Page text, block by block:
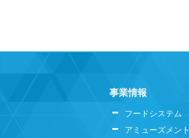
事業情報
フードシステム
アミューズメント